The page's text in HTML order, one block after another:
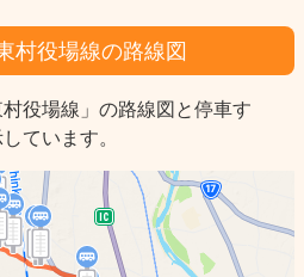
村役場線の路線図
村役場線」の路線図と停車す
ています。